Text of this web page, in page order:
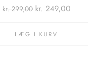
kr.299,00 kr. 249,00
LÆG I KURV